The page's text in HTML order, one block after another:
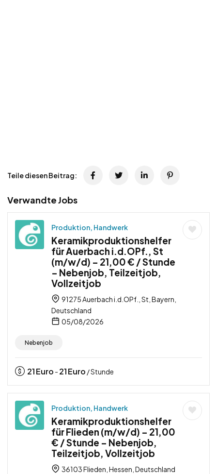
Teile diesen Beitrag:
Verwandte Jobs
Produktion, Handwerk
Keramikproduktionshelfer
für Auerbach i.d.OPf., St
(m/w/d) – 21,00 € / Stunde
– Nebenjob, Teilzeitjob,
Vollzeitjob
91275 Auerbach i.d.OPf., St, Bayern,
Deutschland
05/08/2026
Nebenjob
21Euro - 21Euro / Stunde
Produktion, Handwerk
Keramikproduktionshelfer
für Flieden (m/w/d) – 21,00
€ / Stunde – Nebenjob,
Teilzeitjob, Vollzeitjob
36103 Flieden, Hessen, Deutschland